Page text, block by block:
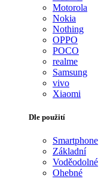
Motorola
Nokia
Nothing
OPPO
POCO
realme
Samsung
vivo
Xiaomi
Dle použití
Smartphone
Základní
Voděodolné
Ohebné